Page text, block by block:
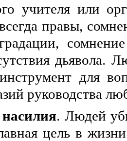
учителя или
правы,
дьявола.
для
руководства
. Людей
цель в